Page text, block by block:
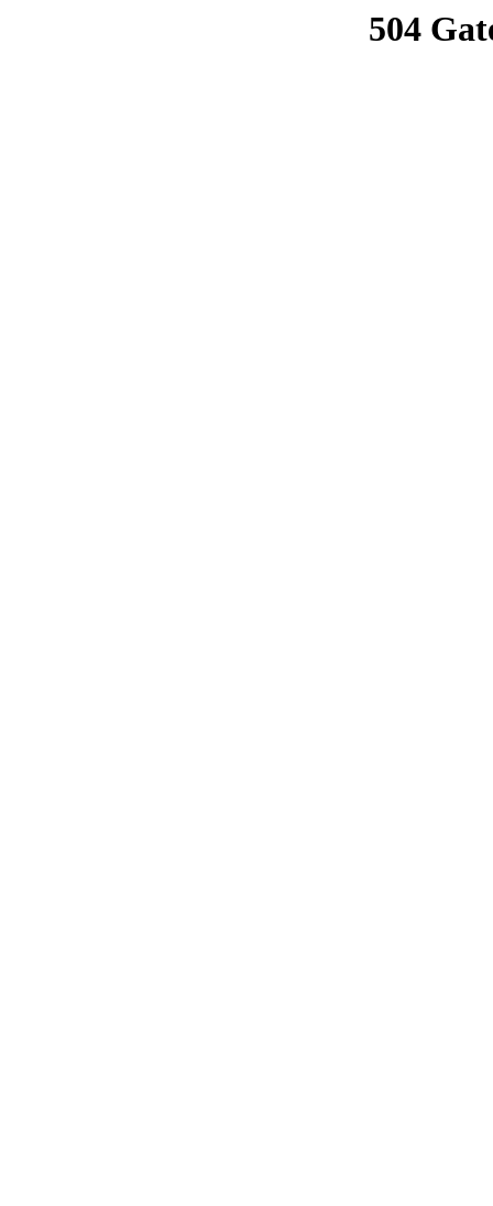
504